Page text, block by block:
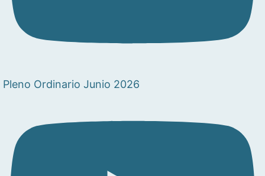
Pleno Ordinario Junio 2026